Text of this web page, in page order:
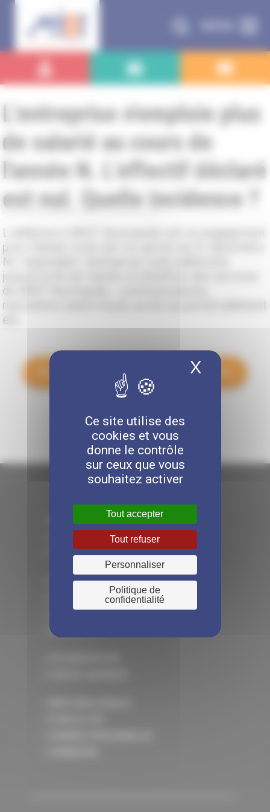
L'entreprise n'emploie plus
de salarié au cours de
l'année N. L'effectif déclaré
est nul. Quelle incidence ?
L’adhésion à MIST Normandie est un engagement
pour l’année civile (du 1er janvier au 31 décembre
N). Cependant, l’entreprise reste adhérente
jusqu’à la fin de l’année et bénéficie des services
de MIST Normandie : communications,
rencontres santé travail, accès au portail adhérent
etc.
Accéder à la FAQ
> MIST NORMANDIE
> LA SANTÉ AU TRAVAIL
> LES MIST
> ÊTRE ADHÉRENT
> EN CE MOMENT CHEZ MIST
> QUI SUIS-JE ?
Ce site utilise des
cookies et vous
donne le contrôle
sur ceux que vous
souhaitez activer
Tout accepter
Tout refuser
Personnaliser
Politique de
confidentialité
X